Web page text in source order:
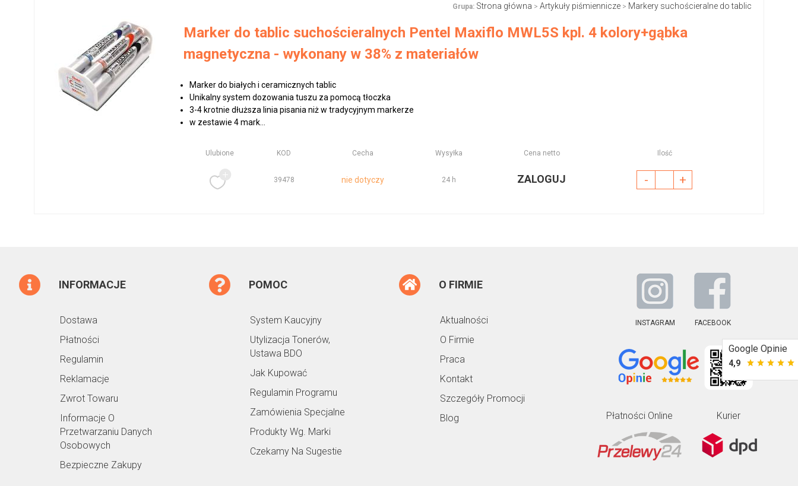
Grupa: Strona główna > Artykuły piśmiennicze > Markery suchościeralne do tablic
Marker do tablic suchościeralnych Pentel Maxiflo MWL5S kpl. 4 kolory+gąbka
magnetyczna - wykonany w 38% z materiałów
Marker do białych i ceramicznych tablic
Unikalny system dozowania tuszu za pomocą tłoczka
3-4 krotnie dłuższa linia pisania niż w tradycyjnym markerze
w zestawie 4 mark...
Ulubione KOD Cecha Wysyłka Cena netto Ilość
39478 nie dotyczy 24 h ZALOGUJ - +
INFORMACJE
Dostawa
Płatności
Regulamin
Reklamacje
Zwrot Towaru
Informacje O
Przetwarzaniu Danych
Osobowych
Bezpieczne Zakupy
POMOC
System Kaucyjny
Utylizacja Tonerów,
Ustawa BDO
Jak Kupować
Regulamin Programu
Zamówienia Specjalne
Produkty Wg. Marki
Czekamy Na Sugestie
O FIRMIE
Aktualności
O Firmie
Praca
Kontakt
Szczegóły Promocji
Blog
INSTAGRAM FACEBOOK
Płatności Online Kurier
Google Opinie
4,9